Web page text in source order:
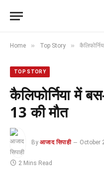
Home » Top Story »
TOP STORY
कैलिफोर्निया में
13 की मौत
By आजाद सिपाही October
2 Mins Read